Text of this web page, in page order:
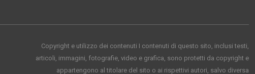
Copyright e utilizzo dei contenuti I contenuti di questo sito, inclusi testi,
articoli, immagini, fotografie, video e grafica, sono protetti da copyright e
appartengono al titolare del sito o ai rispettivi autori, salvo diversa